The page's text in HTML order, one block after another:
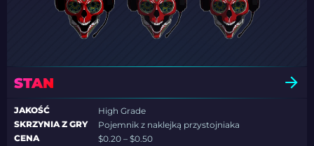
STAN
JAKOŚĆ
High Grade
SKRZYNIA Z GRY
Pojemnik z naklejką przystojniaka
CENA
$0.20 – $0.50